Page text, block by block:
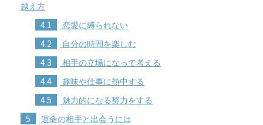
越え方
4.1 恋愛に縛られない
4.2 自分の時間を楽しむ
4.3 相手の立場になって考える
4.4 趣味や仕事に熱中する
4.5 魅力的になる努力をする
5 運命の相手と出会うには